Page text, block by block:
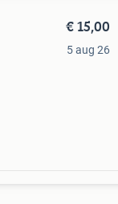
€ 15,00
5 aug 26